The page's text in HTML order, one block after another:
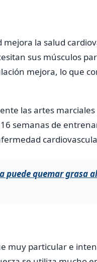
la salud
sus músculos
mejora, lo que
las artes
semanas de
puede quemar grasa
muy particular e